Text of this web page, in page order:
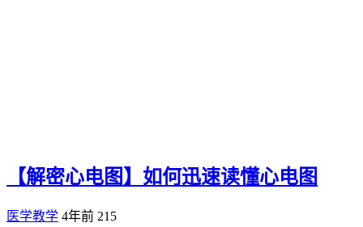
【解密心电图】如何迅速读懂心电图
医学教学 4年前 215